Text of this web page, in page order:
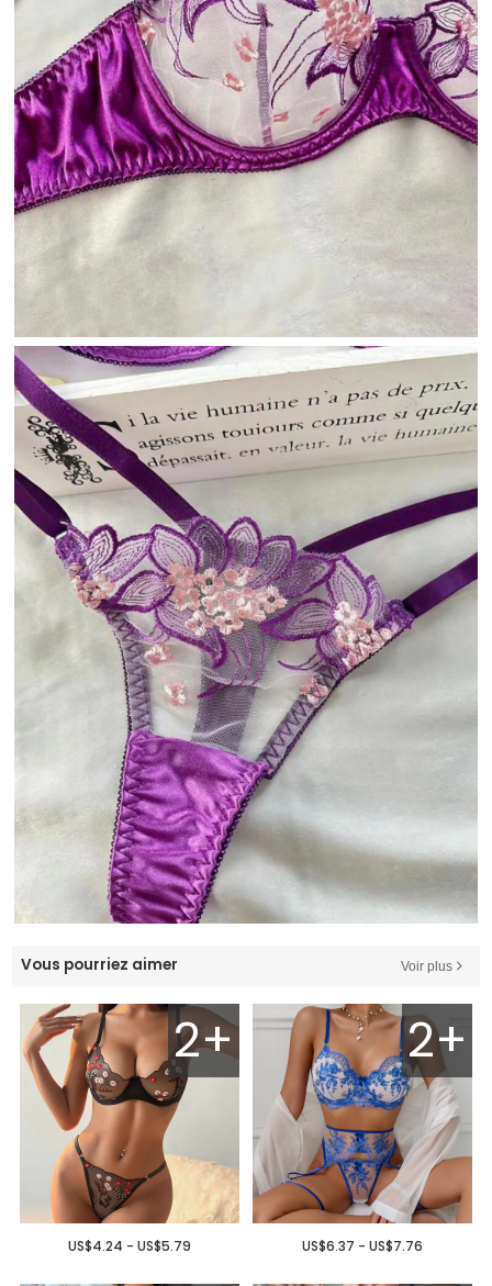
Vous pourriez aimer Voir plus
2+
US$4.24 - US$5.79
2+
US$6.37 - US$7.76